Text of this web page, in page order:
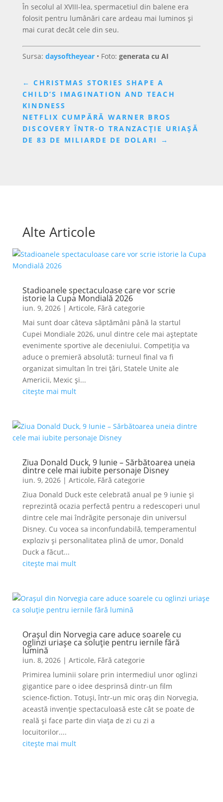
În secolul al XVIII-lea, spermacetiul din balene era
folosit pentru lumânări care ardeau mai luminos și
mai curat decât cele din seu.
Sursa: daysoftheyear• Foto: generata cu AI
←CHRISTMAS STORIES SHAPE A
CHILD’S IMAGINATION AND TEACH
KINDNESS
NETFLIX CUMPĂRĂ WARNER BROS
DISCOVERY ÎNTR-O TRANZACȚIE URIAȘĂ
DE 83 DE MILIARDE DE DOLARI
→
Alte Articole
Stadioanele spectaculoase care vor scrie
istorie la Cupa Mondială 2026
iun. 9, 2026| Articole, Fără categorie
Mai sunt doar câteva săptămâni până la startul
Cupei Mondiale 2026, unul dintre cele mai așteptate
evenimente sportive ale deceniului. Competiția va
aduce o premieră absolută: turneul final va fi
organizat simultan în trei țări, Statele Unite ale
Americii, Mexic și...
citește mai mult
Ziua Donald Duck, 9 Iunie – Sărbătoarea uneia
dintre cele mai iubite personaje Disney
iun. 9, 2026| Articole, Fără categorie
Ziua Donald Duck este celebrată anual pe 9 iunie și
reprezintă ocazia perfectă pentru a redescoperi unul
dintre cele mai îndrăgite personaje din universul
Disney. Cu vocea sa inconfundabilă, temperamentul
exploziv și personalitatea plină de umor, Donald
Duck a făcut...
citește mai mult
Orașul din Norvegia care aduce soarele cu
oglinzi uriașe ca soluție pentru iernile fără
lumină
iun. 8, 2026| Articole, Fără categorie
Primirea luminii solare prin intermediul unor oglinzi
gigantice pare o idee desprinsă dintr-un film
science-fiction. Totuși, într-un mic oraș din Norvegia,
această invenție spectaculoasă este cât se poate de
reală și face parte din viața de zi cu zi a
locuitorilor....
citește mai mult